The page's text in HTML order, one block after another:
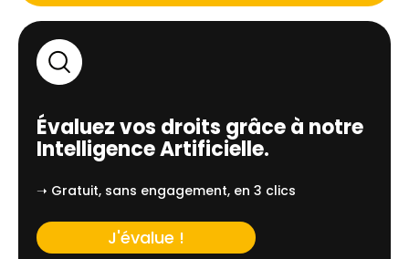
Évaluez vos droits grâce à notre
Intelligence Artificielle.
➝ Gratuit, sans engagement, en 3 clics
J'évalue !